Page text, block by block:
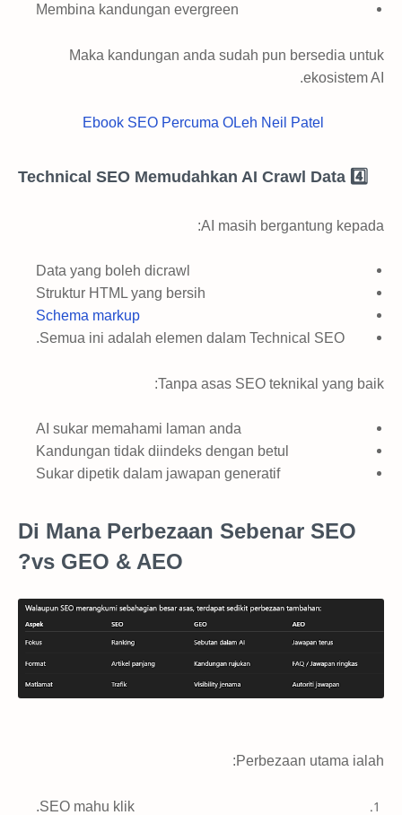
Membina kandungan evergreen
Maka kandungan anda sudah pun bersedia untuk
ekosistem AI.
Ebook SEO Percuma OLeh Neil Patel
4️⃣ Technical SEO Memudahkan AI Crawl Data
AI masih bergantung kepada:
Data yang boleh dicrawl
Struktur HTML yang bersih
Schema markup
Semua ini adalah elemen dalam Technical SEO.
Tanpa asas SEO teknikal yang baik:
AI sukar memahami laman anda
Kandungan tidak diindeks dengan betul
Sukar dipetik dalam jawapan generatif
Di Mana Perbezaan Sebenar SEO
vs GEO & AEO?
Perbezaan utama ialah:
SEO mahu klik.